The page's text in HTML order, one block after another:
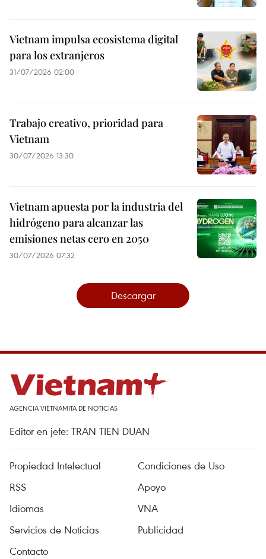
Vietnam impulsa ecosistema digital
para los extranjeros
31/07/2026 02:00
Trabajo creativo, prioridad para
Vietnam
30/07/2026 13:30
Vietnam apuesta por la industria del
hidrógeno para alcanzar las
emisiones netas cero en 2050
30/07/2026 07:32
Descargar
AGENCIA VIETNAMITA DE NOTICIAS
Editor en jefe: TRAN TIEN DUAN
Propiedad Intelectual
Condiciones de Uso
RSS
Apoyo
Idiomas
VNA
Servicios de Noticias
Publicidad
Contacto